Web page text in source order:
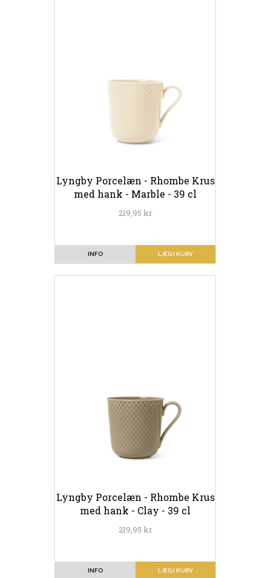
Lyngby Porcelæn - Rhombe Krus
med hank - Marble - 39 cl
219,95 kr
LÆG I KURV
INFO
Lyngby Porcelæn - Rhombe Krus
med hank - Clay - 39 cl
219,95 kr
LÆG I KURV
INFO